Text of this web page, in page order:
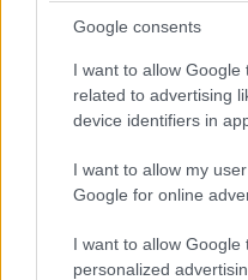
Google consents
I want to allow Google
related to advertising
device identifiers in
I want to allow my
Google for online
I want to allow Google
personalized
F1 történetének első
Nagydíj előtti
miatt elhagyta a
Beckettsnél. A
alapján nem lehetett
hatvanhat
szerint 179,8 g